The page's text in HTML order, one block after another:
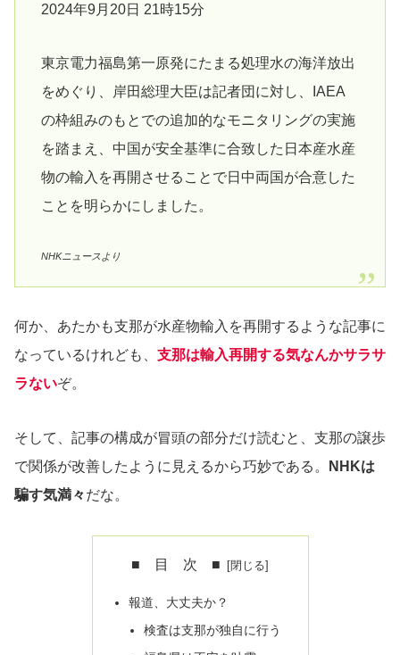
2024年9月20日 21時15分
東京電力福島第一原発にたまる処理水の海洋放出
をめぐり、岸田総理大臣は記者団に対し、IAEA
の枠組みのもとでの追加的なモニタリングの実施
を踏まえ、中国が安全基準に合致した日本産水産
物の輸入を再開させることで日中両国が合意した
ことを明らかにしました。
NHKニュースより
何か、あたかも支那が水産物輸入を再開するような記事に
なっているけれども、 支那は輸入再開する気なんかサラサ
ラないぞ。
そして、記事の構成が冒頭の部分だけ読むと、支那の譲歩
で関係が改善したように見えるから巧妙である。
NHKは
騙す気満々だな。
■ 目 次 ■
報道、大丈夫か？
検査は支那が独自に行う